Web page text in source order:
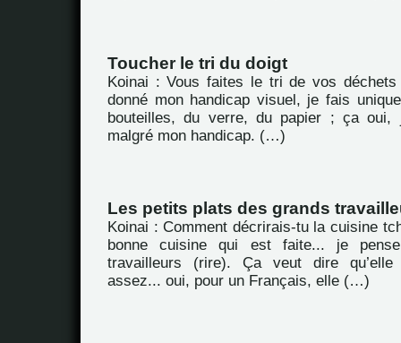
Toucher le tri du doigt
Koinai : Vous faites le tri de vos déchets
donné mon handicap visuel, je fais
bouteilles, du verre, du papier ; ça
malgré mon handicap. (…)
Les petits plats des grands
Koinai : Comment décrirais-tu la cuisine
bonne cuisine qui est faite... je
travailleurs (rire). Ça veut dire
assez... oui, pour un Français, elle (…)